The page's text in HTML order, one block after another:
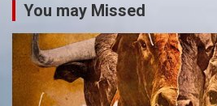
You may Missed